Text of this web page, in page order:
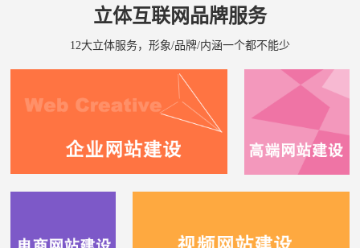
立体互联网品牌服务
12大立体服务，形象/品牌/内涵一个都不能少